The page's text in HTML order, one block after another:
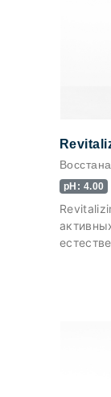
pH: 4.00